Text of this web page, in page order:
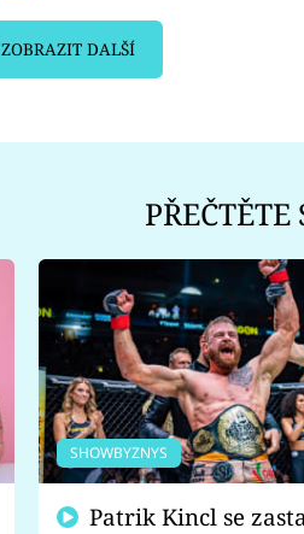
ZOBRAZIT DALŠÍ
PŘEČTĚTE
SHOWBYZNYS